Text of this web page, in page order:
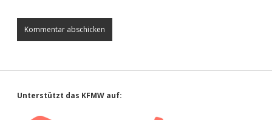
Sidebar
Unterstützt das KFMW auf: